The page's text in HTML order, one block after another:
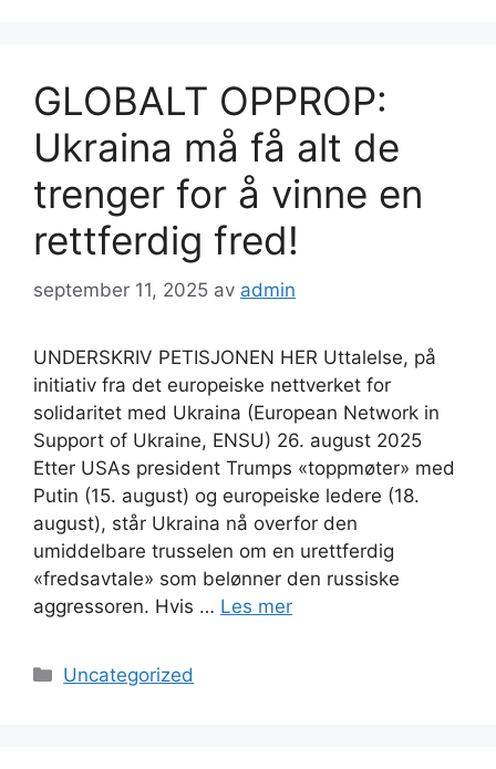
GLOBALT OPPROP:
Ukraina må få alt de
trenger for å vinne en
rettferdig fred!
september 11, 2025 av admin
UNDERSKRIV PETISJONEN HER Uttalelse, på
initiativ fra det europeiske nettverket for
solidaritet med Ukraina (European Network in
Support of Ukraine, ENSU) 26. august 2025
Etter USAs president Trumps «toppmøter» med
Putin (15. august) og europeiske ledere (18.
august), står Ukraina nå overfor den
umiddelbare trusselen om en urettferdig
«fredsavtale» som belønner den russiske
aggressoren. Hvis … Les mer
Kategorier
Uncategorized